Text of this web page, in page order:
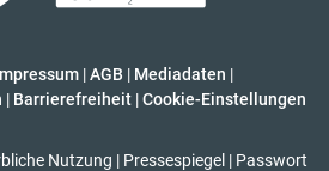
|AGB | Mediadaten |
| Barrierefreiheit | Cookie-Einstellungen
Nutzung | Pressespiegel | Passwort